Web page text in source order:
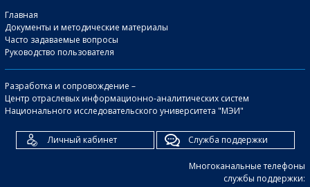
Главная
Документы и методические материалы
Часто задаваемые вопросы
Руководство пользователя
Разработка и сопровождение –
Центр отраслевых информационно-аналитических систем
Национального исследовательского университета "МЭИ"
Личный кабинет Служба поддержки
Многоканальные телефоны
службы поддержки: